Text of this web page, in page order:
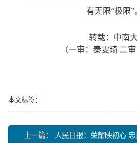
有无限“极限”
转载：中南
（一审：秦雯琦 二
本文标签：
上一篇： 人民日报：荣耀映初心